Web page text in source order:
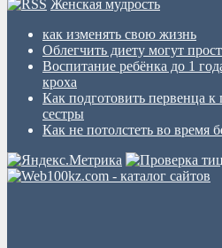
Женская мудрость
как изменять свою жизнь
Облегчить диету могут
Воспитание ребёнка до 1
кроха
Как подготовить первенца
сестры
Как не потолстеть во время